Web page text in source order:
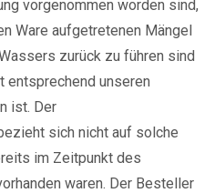
vorgenommen worden sind,
Ware aufgetretenen Mängel
zurück zu führen sind
entsprechend unseren
ist. Der
sich nicht auf solche
im Zeitpunkt des
waren. Der Besteller